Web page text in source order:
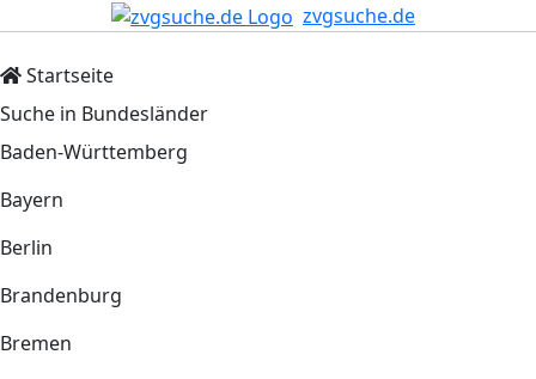
zvgsuche.de
Startseite
Suche in Bundesländer
Baden-Württemberg
Bayern
Berlin
Brandenburg
Bremen